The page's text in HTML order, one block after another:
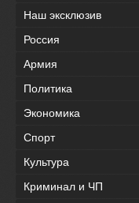
Наш эксклюзив
Россия
Армия
Политика
Экономика
Спорт
Культура
Криминал и ЧП